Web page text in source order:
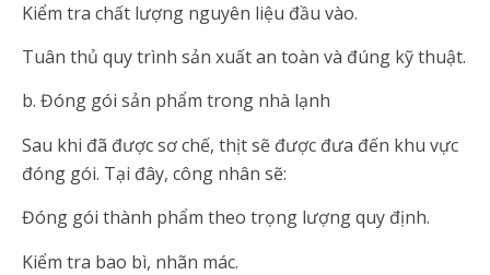
Kiểm tra chất lượng nguyên liệu đầu vào.
Tuân thủ quy trình sản xuất an toàn và đúng kỹ thuật.
b. Đóng gói sản phẩm trong nhà lạnh
Sau khi đã được sơ chế, thịt sẽ được đưa đến khu vực
đóng gói. Tại đây, công nhân sẽ:
Đóng gói thành phẩm theo trọng lượng quy định.
Kiểm tra bao bì, nhãn mác.